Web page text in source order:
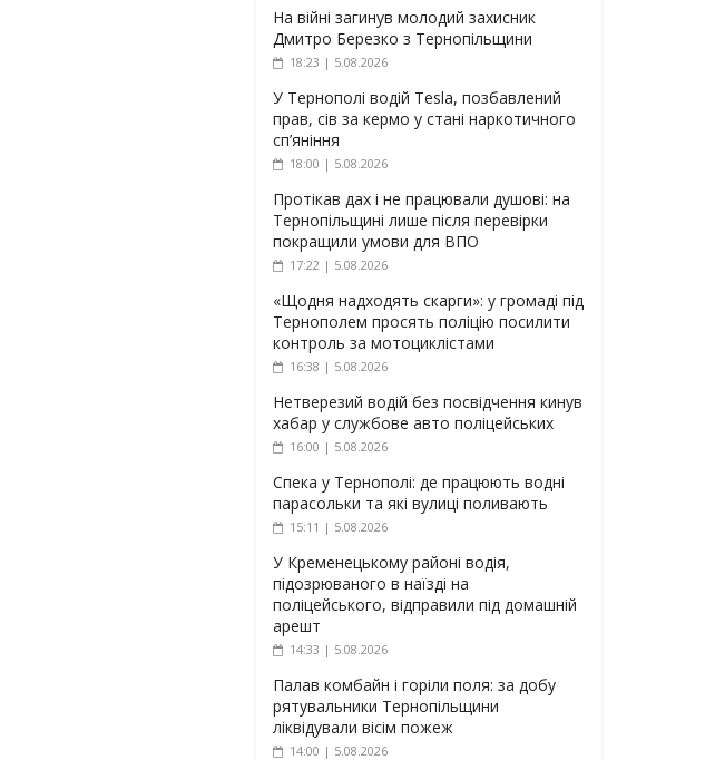
На війні загинув молодий захисник
Дмитро Березко з Тернопільщини
18:23 | 5.08.2026
У Тернополі водій Tesla, позбавлений
прав, сів за кермо у стані наркотичного
сп’яніння
18:00 | 5.08.2026
Протікав дах і не працювали душові: на
Тернопільщині лише після перевірки
покращили умови для ВПО
17:22 | 5.08.2026
«Щодня надходять скарги»: у громаді під
Тернополем просять поліцію посилити
контроль за мотоциклістами
16:38 | 5.08.2026
Нетверезий водій без посвідчення кинув
хабар у службове авто поліцейських
16:00 | 5.08.2026
Спека у Тернополі: де працюють водні
парасольки та які вулиці поливають
15:11 | 5.08.2026
У Кременецькому районі водія,
підозрюваного в наїзді на
поліцейського, відправили під домашній
арешт
14:33 | 5.08.2026
Палав комбайн і горіли поля: за добу
рятувальники Тернопільщини
ліквідували вісім пожеж
14:00 | 5.08.2026